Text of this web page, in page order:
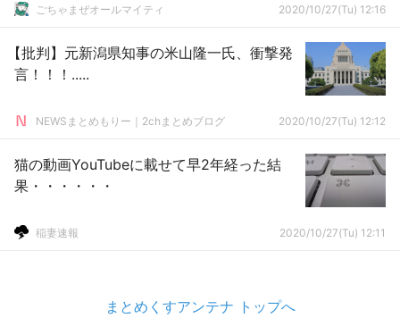
ごちゃまぜオールマイティ 2020/10/27(Tu) 12:16
【批判】元新潟県知事の米山隆一氏、衝撃発
言！！！.....
NEWSまとめもりー｜2chまとめブログ 2020/10/27(Tu) 12:12
猫の動画YouTubeに載せて早2年経った結
果・・・・・・
稲妻速報 2020/10/27(Tu) 12:11
まとめくすアンテナ トップへ